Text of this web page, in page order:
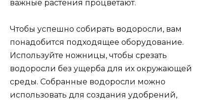
важные растения процветают.
Чтобы успешно собирать водоросли, вам
понадобится подходящее оборудование.
Используйте ножницы, чтобы срезать
водоросли без ущерба для их окружающей
среды. Собранные водоросли можно
использовать для создания удобрений,